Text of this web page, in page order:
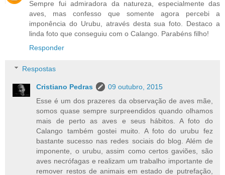
Sempre fui admiradora da natureza, especialmente das
aves, mas confesso que somente agora percebi a
imponência do Urubu, através desta sua foto. Destaco a
linda foto que conseguiu com o Calango. Parabéns filho!
Responder
Respostas
Cristiano Pedras
09 outubro, 2015
Esse é um dos prazeres da observação de aves mãe,
somos quase sempre surpreendidos quando olhamos
mais de perto as aves e seus hábitos. A foto do
Calango também gostei muito. A foto do urubu fez
bastante sucesso nas redes sociais do blog. Além de
imponente, o urubu, assim como certos gaviões, são
aves necrófagas e realizam um trabalho importante de
remover restos de animais em estado de putrefação,